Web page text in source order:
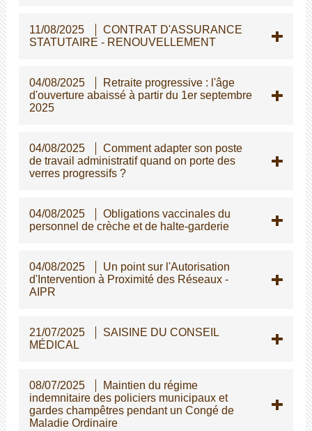
11/08/2025
CONTRAT D'ASSURANCE
STATUTAIRE - RENOUVELLEMENT
04/08/2025
Retraite progressive : l'âge
d'ouverture abaissé à partir du 1er septembre
2025
04/08/2025
Comment adapter son poste
de travail administratif quand on porte des
verres progressifs ?
04/08/2025
Obligations vaccinales du
personnel de crèche et de halte-garderie
04/08/2025
Un point sur l'Autorisation
d'Intervention à Proximité des Réseaux -
AIPR
21/07/2025
SAISINE DU CONSEIL
MÉDICAL
08/07/2025
Maintien du régime
indemnitaire des policiers municipaux et
gardes champêtres pendant un Congé de
Maladie Ordinaire